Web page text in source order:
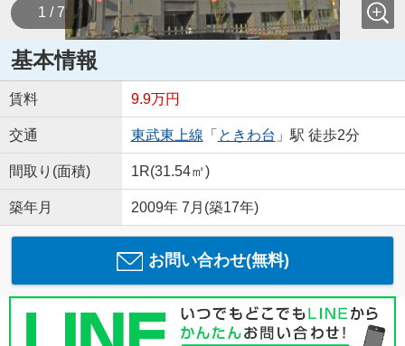
1 / 7
基本情報
賃料 9.9万円
交通 東武東上線 「 ときわ台 」駅 徒歩2分
間取り(面積) 1R(31.54㎡)
築年月 2009年 7月(築17年)
お問い合わせ(無料)